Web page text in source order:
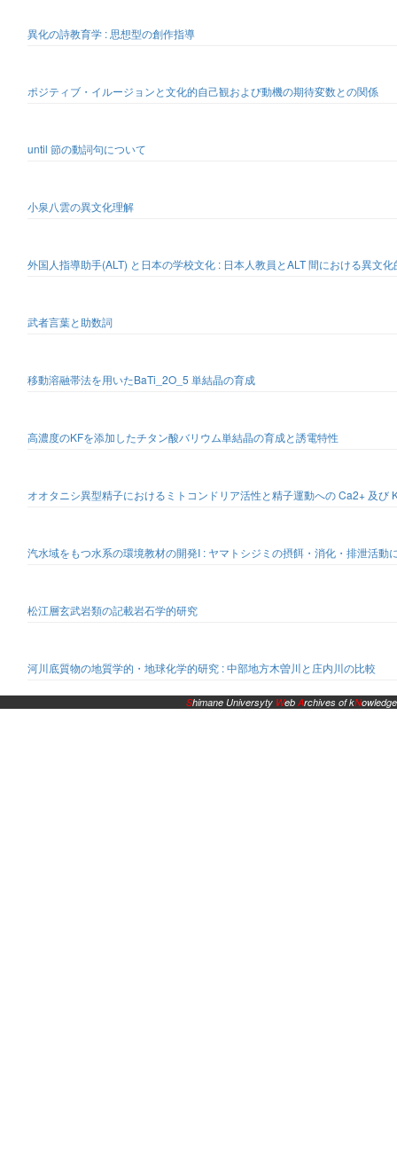
異化の詩教育学 : 思想型の創作指導
ポジティブ・イルージョンと文化的自己観および動機の期待変数との関係
until 節の動詞句について
小泉八雲の異文化理解
外国人指導助手(ALT) と日本の学校文化 : 日本人教員とALT 間における異文化
武者言葉と助数詞
移動溶融帯法を用いたBaTi_2O_5 単結晶の育成
高濃度のKFを添加したチタン酸バリウム単結晶の育成と誘電特性
オオタニシ異型精子におけるミトコンドリア活性と精子運動への Ca2+ 及び
汽水域をもつ水系の環境教材の開発I : ヤマトシジミの摂餌・消化・排泄活動
松江層玄武岩類の記載岩石学的研究
河川底質物の地質学的・地球化学的研究 : 中部地方木曽川と庄内川の比較
Shimane Universyty WebArchives of kNowledge